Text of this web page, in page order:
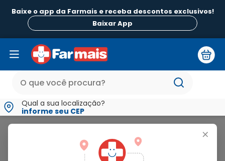
Baixe o app da Farmais e receba descontos exclusivos!
Baixar App
Qual a sua localização?
informe seu CEP
+